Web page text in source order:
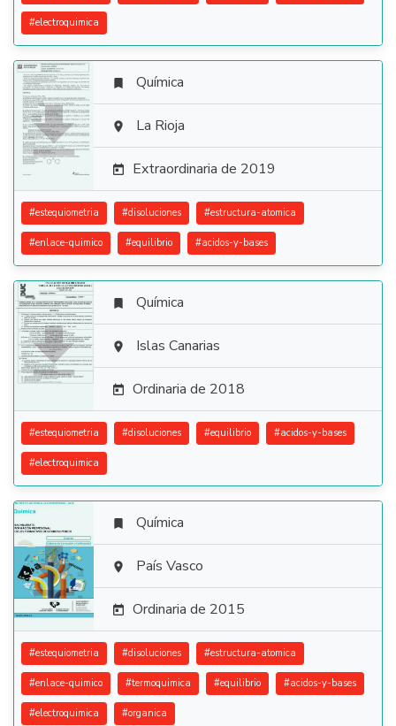
#electroquimica

 Química
 La Rioja
 Extraordinaria de 2019
#estequiometria #disoluciones #estructura-atomica
#enlace-quimico #equilibrio #acidos-y-bases

 Química
 Islas Canarias
 Ordinaria de 2018
#estequiometria #disoluciones #equilibrio #acidos-y-bases
#electroquimica

 Química
 País Vasco
 Ordinaria de 2015
#estequiometria #disoluciones #estructura-atomica
#enlace-quimico #termoquimica #equilibrio #acidos-y-bases
#electroquimica #organica